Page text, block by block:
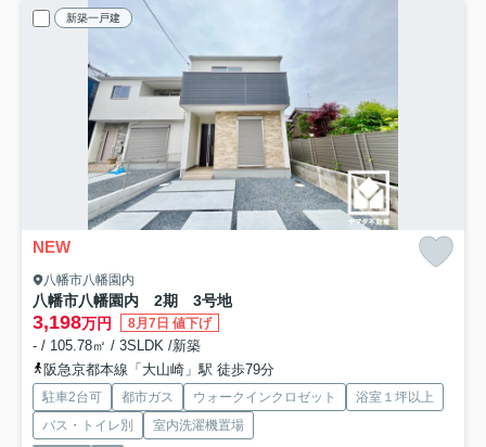
新築一戸建
NEW
八幡市八幡園内
八幡市八幡園内 2期 3号地
3,198万円 8月7日 値下げ
- / 105.78㎡ / 3SLDK /新築
阪急京都本線「大山崎」駅 徒歩79分
駐車2台可 都市ガス ウォークインクロゼット
浴室１坪以上
バス・トイレ別
室内洗濯機置場